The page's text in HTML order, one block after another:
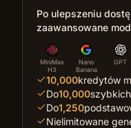
Po ulepszeniu
zaawansowane
MiniMax
H3
Nano
Banana
GPT
10,000kredytów
Do10,000
Do1,250
Nielimitowane